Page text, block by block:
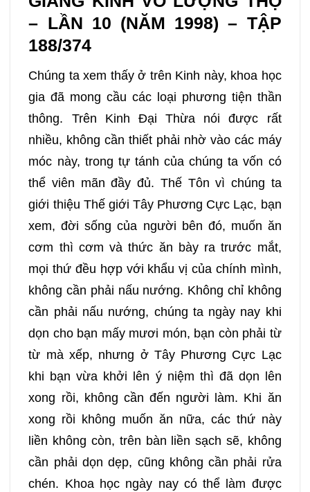
029 030 031 032
037 038 039 040
041 042 043 044
045 046 047 048
049 050 051 052
053 054 055 056
057 058 059
061 062
069 070
073 074 076
– LẦN 10 (NĂM 1998) – TẬP
188/374
Chúng ta xem thấy ở trên Kinh này, khoa học
gia đã mong cầu các loại phương tiện thần
thông. Trên Kinh Đại Thừa nói được rất
nhiều, không cần thiết phải nhờ vào các máy
móc này, trong tự tánh của chúng ta vốn có
thể viên mãn đầy đủ. Thế Tôn vì chúng ta
giới thiệu Thế giới Tây Phương Cực Lạc, bạn
xem, đời sống của người bên đó, muốn ăn
cơm thì cơm và thức ăn bày ra trước mắt,
mọi thứ đều hợp với khẩu vị của chính mình,
không cần phải nấu nướng. Không chỉ không
cần phải nấu nướng, chúng ta ngày nay khi
dọn cho bạn mấy mươi món, bạn còn phải từ
từ mà xếp, nhưng ở Tây Phương Cực Lạc
khi bạn vừa khởi lên ý niệm thì đã dọn lên
xong rồi, không cần đến người làm. Khi ăn
xong rồi không muốn ăn nữa, các thứ này
liền không còn, trên bàn liền sạch sẽ, không
cần phải dọn dẹp, cũng không cần phải rửa
chén. Khoa học ngày nay có thể làm được